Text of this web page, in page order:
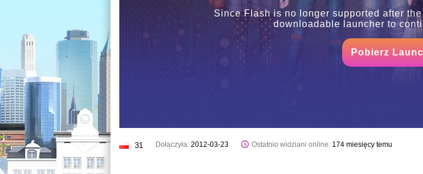
Since Flash is no longer supported after
downloadable launcher to
Pobierz
31 Dołączyła: 2012-03-23 Ostatnio widziani online: 174 miesięcy temu